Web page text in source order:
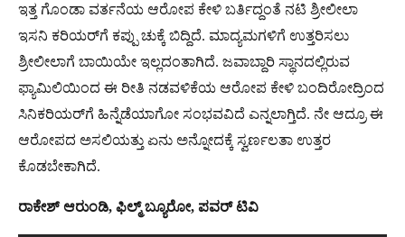
ಇತ್ತ ಗೊಂಡಾ ವರ್ತನೆಯ ಆರೋಪ ಕೇಳಿ ಬರ್ತಿದ್ದಂತೆ ನಟಿ ಶ್ರೀಲೀಲಾ
ಇಸನಿ ಕರಿಯರ್​​ಗೆ ಕಪ್ಪು ಚುಕ್ಕೆ ಬಿದ್ದಿದೆ. ಮಾದ್ಯಮಗಳಿಗೆ ಉತ್ತರಿಸಲು
ಶ್ರೀಲೀಲಾಗೆ ಬಾಯಿಯೇ ಇಲ್ಲದಂತಾಗಿದೆ. ಜವಾಬ್ದಾರಿ ಸ್ಥಾನದಲ್ಲಿರುವ
ಫ್ಯಾಮಿಲಿಯಿಂದ ಈ ರೀತಿ ನಡವಳಿಕೆಯ ಆರೋಪ ಕೇಳಿ ಬಂದಿರೋದ್ರಿಂದ
ಸಿನಿಕರಿಯರ್​​ಗೆ ಹಿನ್ನೆಡೆಯಾಗೋ ಸಂಭವವಿದೆ ಎನ್ನಲಾಗ್ತಿದೆ. ನೇ ಆದ್ರೂ ಈ
ಆರೋಪದ ಅಸಲಿಯತ್ತು ಏನು ಅನ್ನೋದಕ್ಕೆ ಸ್ವರ್ಣಲತಾ ಉತ್ತರ
ಕೊಡಬೇಕಾಗಿದೆ.
ರಾಕೇಶ್​ ಆರುಂಡಿ, ಫಿಲ್ಮ್​ ಬ್ಯೂರೋ, ಪವರ್​ ಟಿವಿ